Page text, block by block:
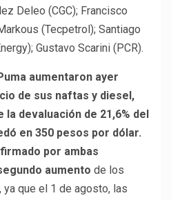
Deleo (CGC); Francisco
(Tecpetrol); Santiago
Gustavo Scarini (PCR).
aumentaron ayer
de sus naftas y diesel,
devaluación de 21,6% del
en 350 pesos por dólar.
por ambas
aumento de los
que el 1 de agosto, las